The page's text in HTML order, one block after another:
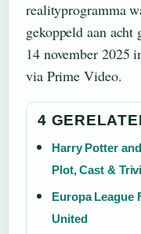
realityprogramma
gekoppeld aan
14 november 2025
via Prime Video.
4
Harry Potter
Plot, Cast &
Europa League
United